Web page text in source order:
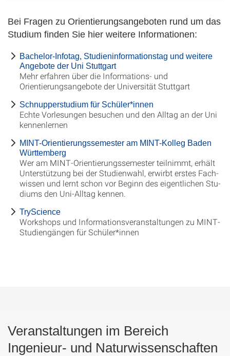
Bei Fragen zu Orientierungsangeboten rund um das
Studium finden Sie hier weitere Informationen:
Bachelor-Infotag, Studieninformationstag und weitere
Angebote der Uni Stuttgart
Mehr erfahren über die Informations- und
Orientierungsangebote der Universität Stuttgart
Schnupperstudium für Schüler*innen
Echte Vorlesungen besuchen und den Alltag an der Uni
kennenlernen
MINT-Orientierungssemester am MINT-Kolleg Baden
Württemberg
Wer am MINT-Orientierungs­semester teilnimmt, erhält
Unter­stützung bei der Studien­wahl, erwirbt erstes Fach­
wissen und lernt schon vor Be­ginn des eigent­lichen Stu­
diums den Uni-Alltag kennen.
TryScience
Workshops und Informationsveranstaltungen zu MINT-
Studiengängen für Schüler*innen
Veranstaltungen im Bereich
Ingenieur- und Naturwissenschaften